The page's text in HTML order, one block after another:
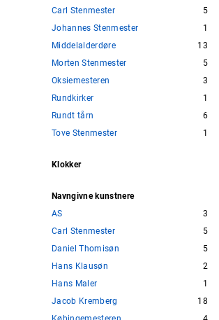
Carl Stenmester
5
Johannes Stenmester
1
Middelalderdøre
13
Morten Stenmester
5
Oksiemesteren
3
Rundkirker
1
Rundt tårn
6
Tove Stenmester
1
Klokker
Navngivne kunstnere
AS
3
Carl Stenmester
5
Daniel Thomisøn
5
Hans Klausøn
2
Hans Maler
1
Jacob Kremberg
18